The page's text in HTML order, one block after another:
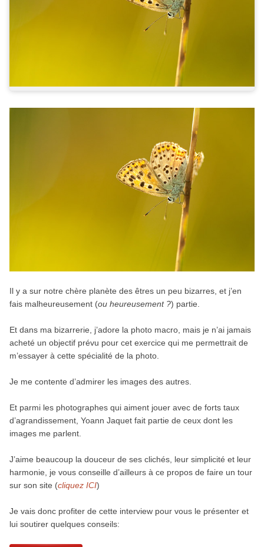
Il y a sur notre chère planète des êtres un peu bizarres, et j’en
fais malheureusement (ou heureusement ?) partie.
Et dans ma bizarrerie, j’adore la photo macro, mais je n’ai jamais
acheté un objectif prévu pour cet exercice qui me permettrait de
m’essayer à cette spécialité de la photo.
Je me contente d’admirer les images des autres.
Et parmi les photographes qui aiment jouer avec de forts taux
d’agrandissement, Yoann Jaquet fait partie de ceux dont les
images me parlent.
J’aime beaucoup la douceur de ses clichés, leur simplicité et leur
harmonie, je vous conseille d’ailleurs à ce propos de faire un tour
sur son site (cliquez ICI)
Je vais donc profiter de cette interview pour vous le présenter et
lui soutirer quelques conseils: